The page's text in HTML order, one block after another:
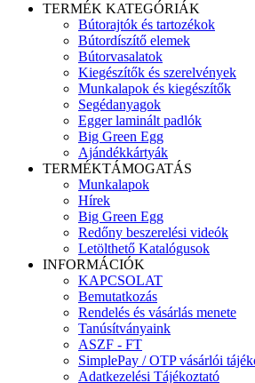
TERMÉK KATEGÓRIÁK
Bútorajtók és tartozékok
Bútordíszítő elemek
Bútorvasalatok
Kiegészítők és szerelvények
Munkalapok és kiegészítők
Segédanyagok
Egger laminált padlók
Big Green Egg
Ajándékkártyák
TERMÉKTÁMOGATÁS
Munkalapok
Hírek
Big Green Egg
Redőny beszerelési videók
Letölthető Katalógusok
INFORMÁCIÓK
KAPCSOLAT
Bemutatkozás
Rendelés és vásárlás menete
Tanúsítványaink
ASZF - FT
SimplePay / OTP vásárlói
Adatkezelési Tájékoztató